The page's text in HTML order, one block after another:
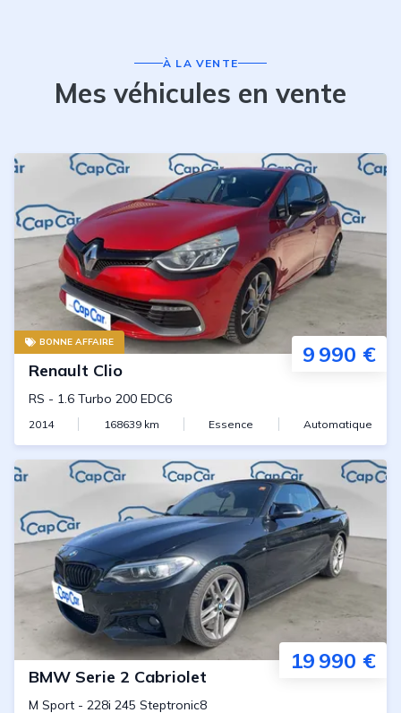
À LA VENTE
Mes véhicules en vente
BONNE AFFAIRE 9 990 €
Renault Clio
RS - 1.6 Turbo 200 EDC6
2014 168639km Essence Automatique
19 990 €
BMW Serie 2 Cabriolet
M Sport - 228i 245 Steptronic8